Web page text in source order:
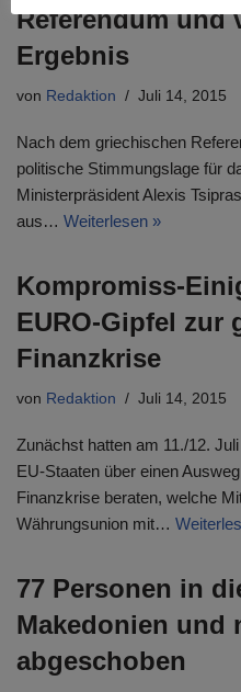
Referendum und
Ergebnis
von Redaktion Juli 14, 2015
Nach dem griechischen
politische Stimmungslage für
Ministerpräsident Alexis
aus… Weiterlesen »
Kompromiss-
EURO-Gipfel zur
Finanzkrise
von Redaktion Juli 14, 2015
Zunächst hatten am 11./12.
EU-Staaten über einen
Finanzkrise beraten, welche
Währungsunion mit…
77 Personen in
Makedonien und
abgeschoben